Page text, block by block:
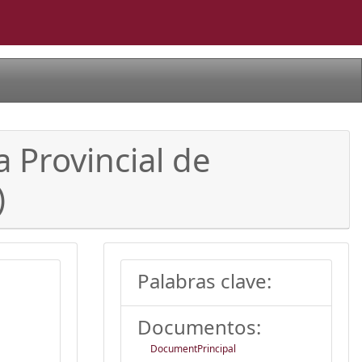
Provincial de
Palabras clave:
Documentos:
DocumentPrincipal